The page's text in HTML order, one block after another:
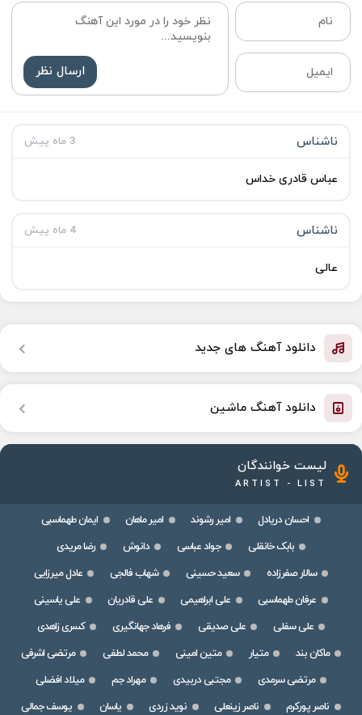
ارسال نظر
ناشناس 3 ماه پیش
عباس قادری خداس
ناشناس 4 ماه پیش
عالی
دانلود آهنگ های جدید
دانلود آهنگ ماشین
لیست خوانندگان
ARTIST - LIST
احسان دریادل امیر رشوند امیر ماهان
ایمان طهماسبی
بابک خانقلی
جواد عباسی دانوش
رضا مریدی
سالار صفرزاده
سعید حسینی شهاب فالجی
عادل میرزایی
عرفان طهماسبی
علی ابراهیمی علی قادریان
علی یاسینی
علی سفلی
علی صدیقی فرهاد جهانگیری
کسری زاهدی
ماکان بند
متیار متین امینی محمد لطفی
مرتضی اشرفی
مرتضی سرمدی
مجتبی دربیدی مهراد جم
میلاد افضلی
ناصر پورکرم
ناصر زینعلی نوید زردی یاسان
یوسف جمالی